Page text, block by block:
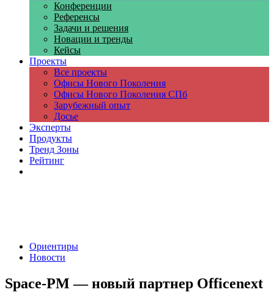
Конференции
Референсы
Задачи и решения
Новации и тренды
Кейсы
Проекты
Все проекты
Офисы Нового Поколения
Офисы Нового Поколения СПб
Зарубежный опыт
Досье
Эксперты
Продукты
Тренд Зоны
Рейтинг
Ориентиры
Новости
Space-PM — новый партнер Officenext